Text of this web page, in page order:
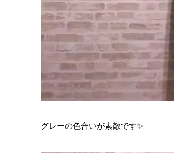
グレーの色合いが素敵です✨